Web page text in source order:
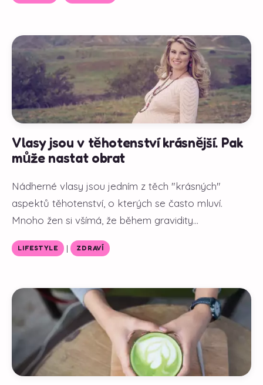
Vlasy jsou v těhotenství krásnější. Pak
může nastat obrat
Nádherné vlasy jsou jedním z těch "krásných"
aspektů těhotenství, o kterých se často mluví.
Mnoho žen si všímá, že během gravidity...
LIFESTYLE | ZDRAVÍ